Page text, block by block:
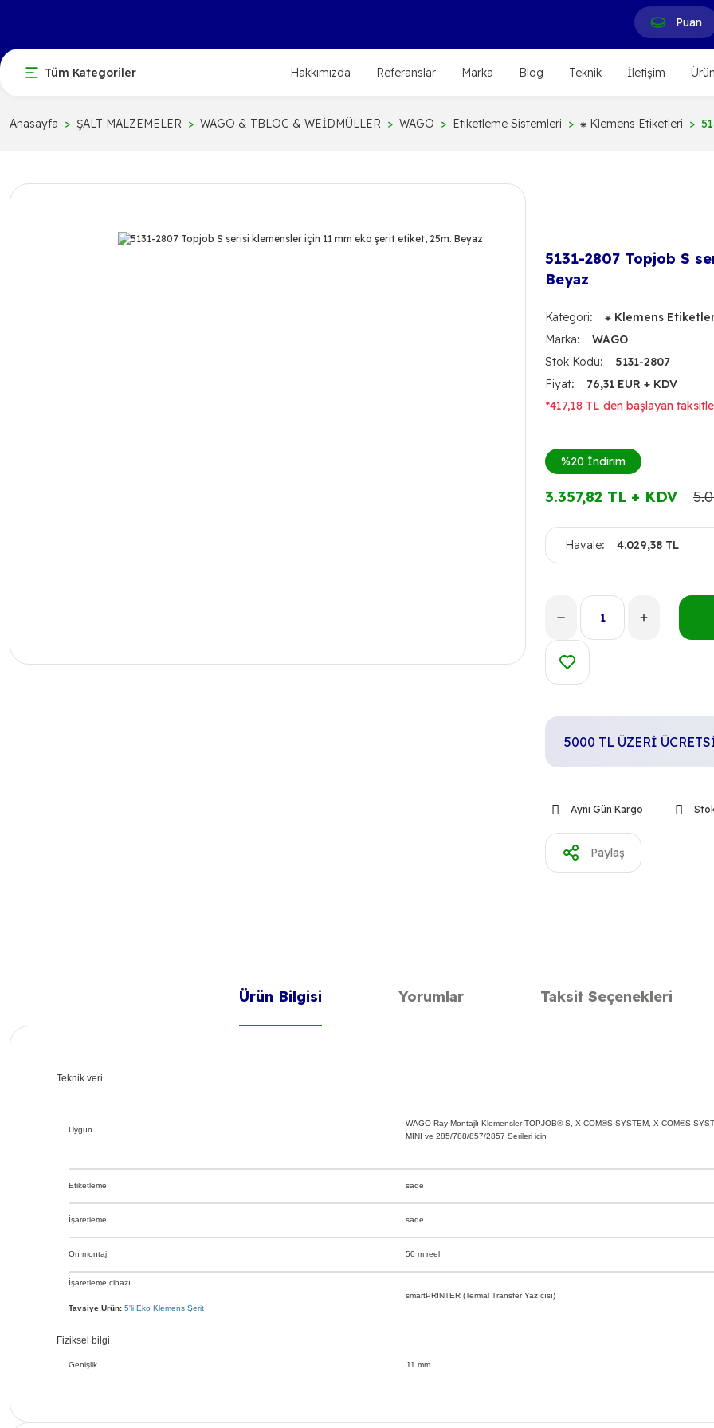
Puan
Tüm Kategoriler Hakkımızda Referanslar Marka Blog Teknik İletişim
Anasayfa ŞALT MALZEMELER WAGO & TBLOC & WEİDMÜLLER WAGO Etiketleme Sistemleri ⁕ Klemens Etiketleri
5131-2807 Topjob S
Beyaz
Kategori
⁕ Klemens
Marka
WAGO
Stok Kodu
5131-2807
Fiyat
76,31 EUR + KDV
*417,18 TL den başlayan
%20 İndirim
3.357,82 TL + KDV
Havale 4.029,38 TL
5000 TL ÜZERİ
Aynı Gün Kargo
Paylaş
Ürün Bilgisi Yorumlar Taksit Seçenekleri
Teknik veri
Uygun
WAGO Ray Montajlı Klemensler TOPJOB® S, X-COM®S-SYSTEM, X-COM®S-
MINI ve 285/788/857/2857 Serileri için
Etiketleme sade
İşaretleme sade
Ön montaj 50 m reel
İşaretleme cihazı
Tavsiye Ürün: 5'li Eko Klemens Şerit
smartPRINTER (Termal Transfer Yazıcısı)
Fiziksel bilgi
Genişlik 11 mm